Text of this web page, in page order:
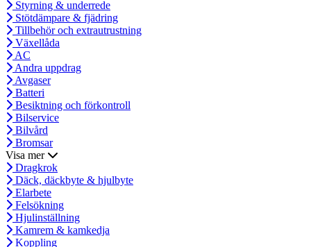
Styrning & underrede
Stötdämpare & fjädring
Tillbehör och extrautrustning
Växellåda
AC
Andra uppdrag
Avgaser
Batteri
Besiktning och förkontroll
Bilservice
Bilvård
Bromsar
Visa mer
Dragkrok
Däck, däckbyte & hjulbyte
Elarbete
Felsökning
Hjulinställning
Kamrem & kamkedja
Koppling